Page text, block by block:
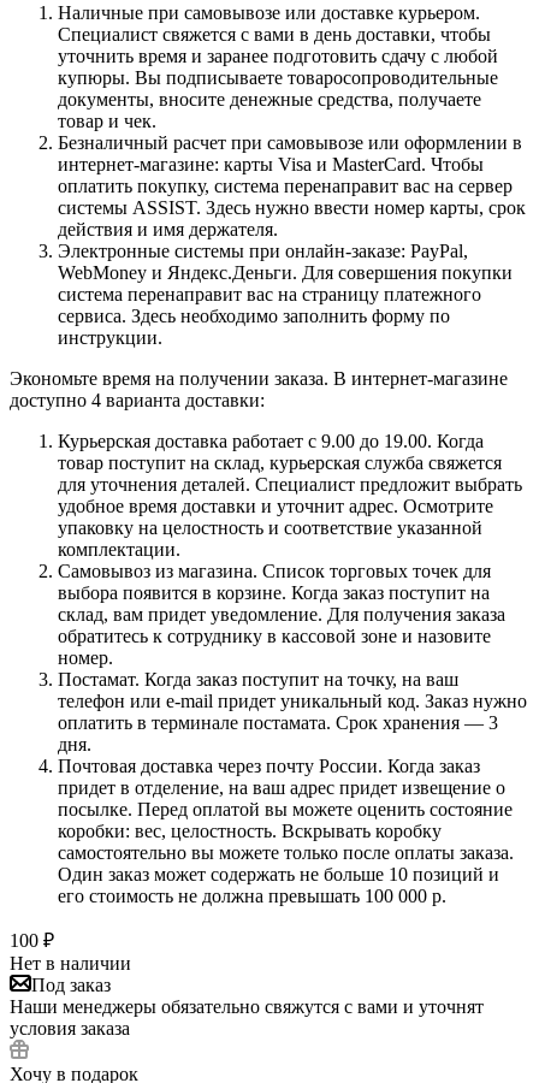
Наличные при самовывозе или доставке курьером.
Специалист свяжется с вами в день доставки, чтобы
уточнить время и заранее подготовить сдачу с любой
купюры. Вы подписываете товаросопроводительные
документы, вносите денежные средства, получаете
товар и чек.
Безналичный расчет при самовывозе или оформлении в
интернет-магазине: карты Visa и MasterCard. Чтобы
оплатить покупку, система перенаправит вас на сервер
системы ASSIST. Здесь нужно ввести номер карты, срок
действия и имя держателя.
Электронные системы при онлайн-заказе: PayPal,
WebMoney и Яндекс.Деньги. Для совершения покупки
система перенаправит вас на страницу платежного
сервиса. Здесь необходимо заполнить форму по
инструкции.
Экономьте время на получении заказа. В интернет-магазине
доступно 4 варианта доставки:
Курьерская доставка работает с 9.00 до 19.00. Когда
товар поступит на склад, курьерская служба свяжется
для уточнения деталей. Специалист предложит выбрать
удобное время доставки и уточнит адрес. Осмотрите
упаковку на целостность и соответствие указанной
комплектации.
Самовывоз из магазина. Список торговых точек для
выбора появится в корзине. Когда заказ поступит на
склад, вам придет уведомление. Для получения заказа
обратитесь к сотруднику в кассовой зоне и назовите
номер.
Постамат. Когда заказ поступит на точку, на ваш
телефон или e-mail придет уникальный код. Заказ нужно
оплатить в терминале постамата. Срок хранения — 3
дня.
Почтовая доставка через почту России. Когда заказ
придет в отделение, на ваш адрес придет извещение о
посылке. Перед оплатой вы можете оценить состояние
коробки: вес, целостность. Вскрывать коробку
самостоятельно вы можете только после оплаты заказа.
Один заказ может содержать не больше 10 позиций и
его стоимость не должна превышать 100 000 р.
100 ₽
Нет в наличии
Под заказ
Наши менеджеры обязательно свяжутся с вами и уточнят
условия заказа
Хочу в подарок